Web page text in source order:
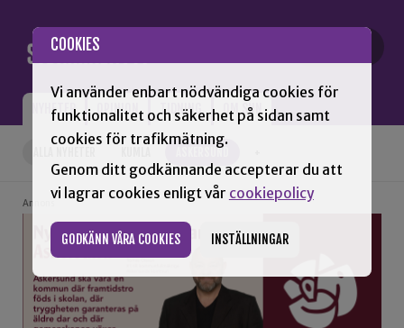
COOKIES
Vi använder enbart nödvändiga cookies för
funktionalitet och säkerhet på sidan samt
cookies för trafikmätning.
Genom ditt godkännande accepterar du att
vi lagrar cookies enligt vår cookiepolicy
GODKÄNN VÅRA COOKIES INSTÄLLNINGAR
NYHETER OPINION TIDNING OM SNN
ASKERSUND
Annons